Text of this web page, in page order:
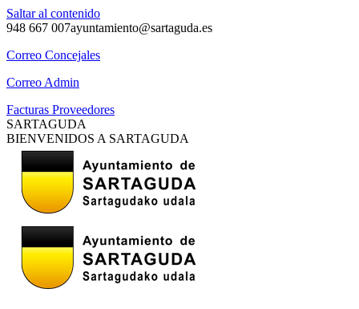
Saltar al contenido
948 667 007ayuntamiento@sartaguda.es
Correo Concejales
Correo Admin
Facturas Proveedores
SARTAGUDA
BIENVENIDOS A SARTAGUDA